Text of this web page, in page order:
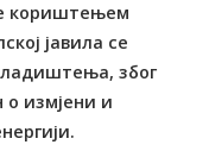
кориштењем
јавила се
због
о измјени и